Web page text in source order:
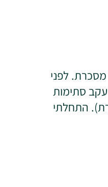
פלא! אני בן 72 וסובל מסכרת. לפני
עקב סתימות
התחלתי